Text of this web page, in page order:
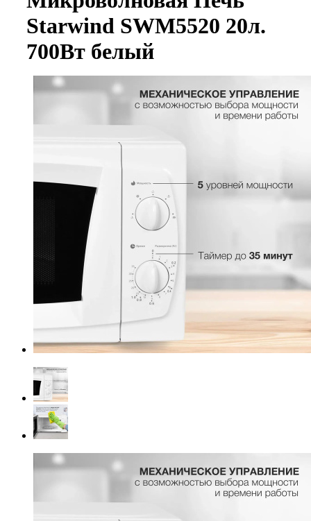
Starwind SWM5520 20л.
700Вт белый